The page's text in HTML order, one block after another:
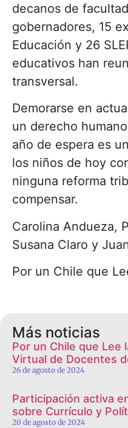
decanos de
gobernadores, 15
Educación y 26
educativos han
transversal.
Demorarse en
un derecho
año de espera es
los niños de hoy
ninguna reforma
compensar.
Carolina Andueza,
Susana Claro y
Por un Chile que
Más noticias
Por un Chile que Lee
Virtual de Docentes
26 de agosto de 2024
Participación activa
sobre Currículo y
20 de agosto de 2024